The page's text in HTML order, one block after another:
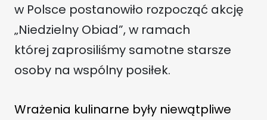
w Polsce postanowiło rozpocząć akcję
„Niedzielny Obiad”, w ramach
której zaprosiliśmy samotne starsze
osoby na wspólny posiłek.
Wrażenia kulinarne były niewątpliwe